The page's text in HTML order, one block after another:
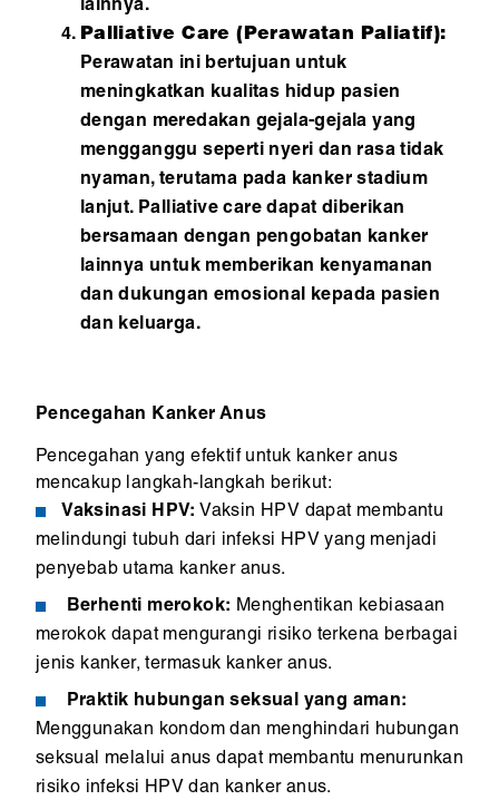
lainnya.
Palliative Care (Perawatan Paliatif):
Perawatan ini bertujuan untuk
meningkatkan kualitas hidup pasien
dengan meredakan gejala-gejala yang
mengganggu seperti nyeri dan rasa tidak
nyaman, terutama pada kanker stadium
lanjut. Palliative care dapat diberikan
bersamaan dengan pengobatan kanker
lainnya untuk memberikan kenyamanan
dan dukungan emosional kepada pasien
dan keluarga.
Pencegahan Kanker Anus
Pencegahan yang efektif untuk kanker anus
mencakup langkah-langkah berikut:
Vaksinasi HPV: Vaksin HPV dapat membantu
melindungi tubuh dari infeksi HPV yang menjadi
penyebab utama kanker anus.
Berhenti merokok: Menghentikan kebiasaan
merokok dapat mengurangi risiko terkena berbagai
jenis kanker, termasuk kanker anus.
Praktik hubungan seksual yang aman:
Menggunakan kondom dan menghindari hubungan
seksual melalui anus dapat membantu menurunkan
risiko infeksi HPV dan kanker anus.